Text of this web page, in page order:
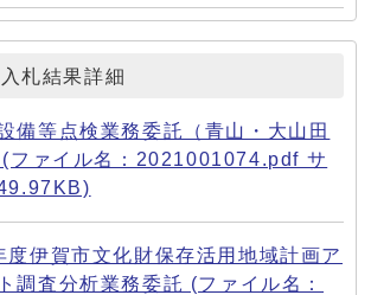
札結果詳細
備等点検業務委託（青山・大山田
ファイル名：2021001074.pdf サ
度伊賀市文化財保存活用地域計画ア
調査分析業務委託 (ファイル名：